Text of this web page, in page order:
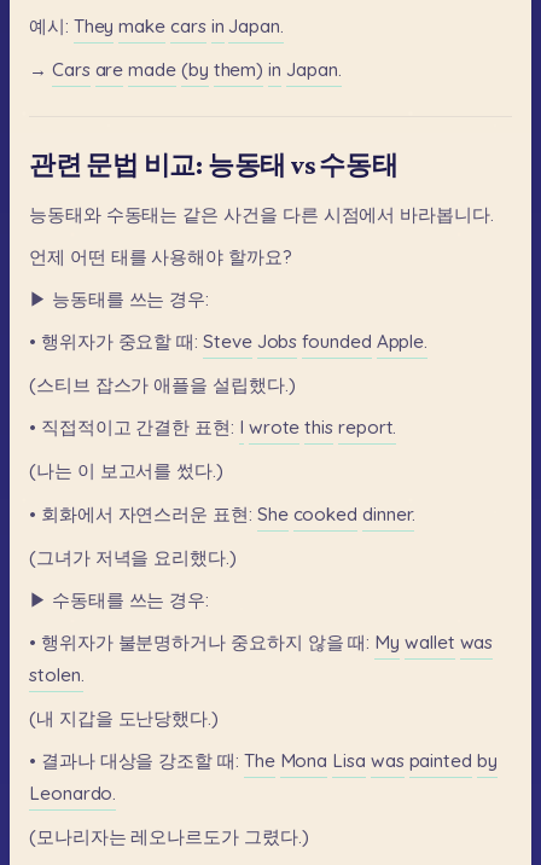
예시: They make cars in Japan.
→ Cars are made (by them) in Japan.
관련 문법 비교: 능동태 vs 수동태
능동태와 수동태는 같은 사건을 다른 시점에서 바라봅니다.
언제 어떤 태를 사용해야 할까요?
▶ 능동태를 쓰는 경우:
• 행위자가 중요할 때: Steve Jobs founded Apple.
(스티브 잡스가 애플을 설립했다.)
• 직접적이고 간결한 표현: I wrote this report.
(나는 이 보고서를 썼다.)
• 회화에서 자연스러운 표현: She cooked dinner.
(그녀가 저녁을 요리했다.)
▶ 수동태를 쓰는 경우:
• 행위자가 불분명하거나 중요하지 않을 때: My wallet was
stolen.
(내 지갑을 도난당했다.)
• 결과나 대상을 강조할 때: The Mona Lisa was painted by
Leonardo.
(모나리자는 레오나르도가 그렸다.)